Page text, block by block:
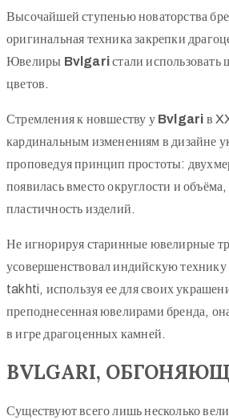
Высочайшей ступенью новаторства
оригинальная техника закрепки
Ювелиры Bvlgariстали
цветов.
Стремления к новшеству у Bvlgari в
кардинальным изменениям в дизайне
проповедуя принцип простоты:
появилась вместо округлости и
пластичность изделий.
Не игнорируя старинные ювелирные
усовершенствовал индийскую
takhti, используя ее для своих
преподнесенная ювелирами бренда,
в игре драгоценных камней.
ВVLGARI,
Существуют всего лишь несколько